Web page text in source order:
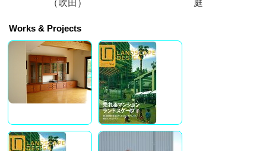
Works & Projects